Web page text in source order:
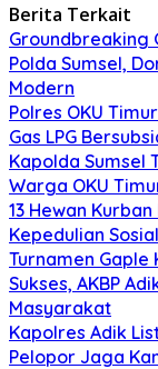
Berita Terkait
Groundbreaking
Polda Sumsel,
Modern
Polres OKU
Gas LPG
Kapolda Sumsel
Warga OKU
13 Hewan
Kepedulian
Turnamen Gaple
Sukses, AKBP
Masyarakat
Kapolres Adik
Pelopor Jaga